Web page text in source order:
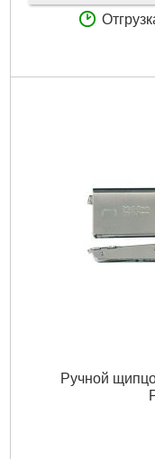
Ручной